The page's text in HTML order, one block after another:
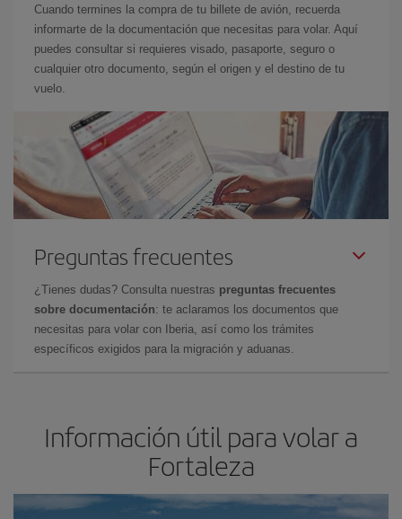
Cuando termines la compra de tu billete de avión, recuerda
informarte de la documentación que necesitas para volar. Aquí
puedes consultar si requieres visado, pasaporte, seguro o
cualquier otro documento, según el origen y el destino de tu
vuelo.
Preguntas frecuentes
¿Tienes dudas? Consulta nuestras preguntas frecuentes
sobre documentación: te aclaramos los documentos que
necesitas para volar con Iberia, así como los trámites
específicos exigidos para la migración y aduanas.
Información útil para volar a
Fortaleza